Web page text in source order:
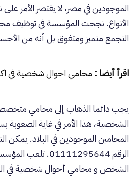
الموجودين في مصر، لا يقتصر الأمر
الأنواع. نجحت المؤسسة في توظيف
التجمع متميز ومتفوق بل أنه من
اقرأ أيضا : محامي احوال شخصية في
يجب دائما الذهاب إلى محامي
الشخصية، هذا الأمر في غاية الصعوبة
المحامين الموجودين في البلاد.
الرقم 01111295644.
الشخص و محامي أحوال شخصية في